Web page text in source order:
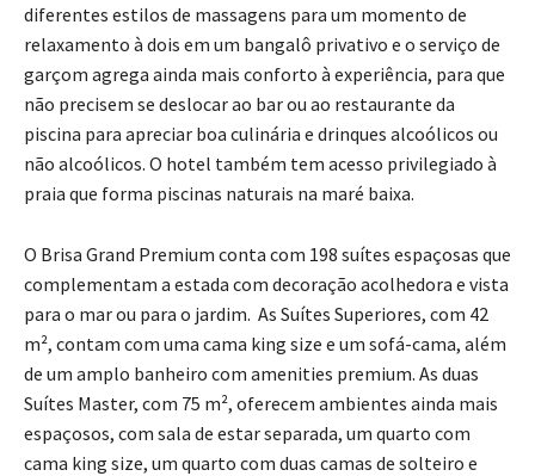
diferentes estilos de massagens para um momento de
relaxamento à dois em um bangalô privativo e o serviço de
garçom agrega ainda mais conforto à experiência, para que
não precisem se deslocar ao bar ou ao restaurante da
piscina para apreciar boa culinária e drinques alcoólicos ou
não alcoólicos. O hotel também tem acesso privilegiado à
praia que forma piscinas naturais na maré baixa.
O Brisa Grand Premium conta com 198 suítes espaçosas que
complementam a estada com decoração acolhedora e vista
para o mar ou para o jardim. As Suítes Superiores, com 42
m², contam com uma cama king size e um sofá-cama, além
de um amplo banheiro com amenities premium. As duas
Suítes Master, com 75 m², oferecem ambientes ainda mais
espaçosos, com sala de estar separada, um quarto com
cama king size, um quarto com duas camas de solteiro e